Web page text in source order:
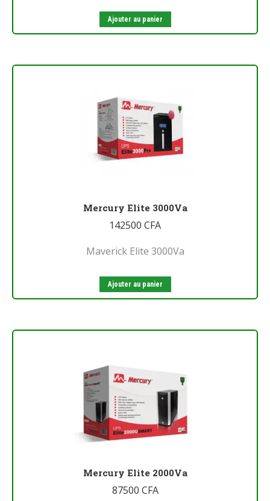
Ajouter au panier
Mercury Elite 3000Va
142500 CFA
Maverick Elite 3000Va
Ajouter au panier
Mercury Elite 2000Va
87500 CFA